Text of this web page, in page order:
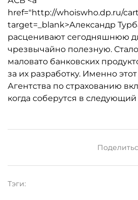
href="http://whoiswho.dp.ru/
target=_blank>Александр
расценивают сегодняшнюю
чрезвычайно полезную.
маловато банковских
за их разработку. Именно
Агентства по страхованию
когда соберутся в следующий
Тэги: